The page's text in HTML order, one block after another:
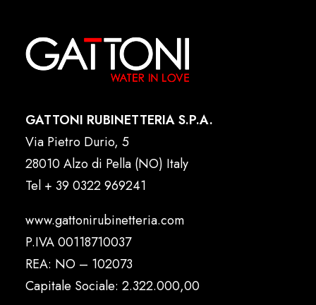
GATTONI RUBINETTERIA S.P.A.
Via Pietro Durio, 5
28010 Alzo di Pella (NO) Italy
Tel + 39 0322 969241
www.gattonirubinetteria.com
P.IVA 00118710037
REA: NO – 102073
Capitale Sociale: 2.322.000,00